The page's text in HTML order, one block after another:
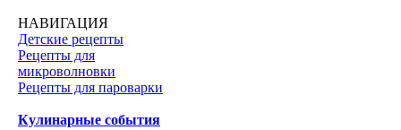
НАВИГАЦИЯ
Детские рецепты
Рецепты для
микроволновки
Рецепты для пароварки
Кулинарные события